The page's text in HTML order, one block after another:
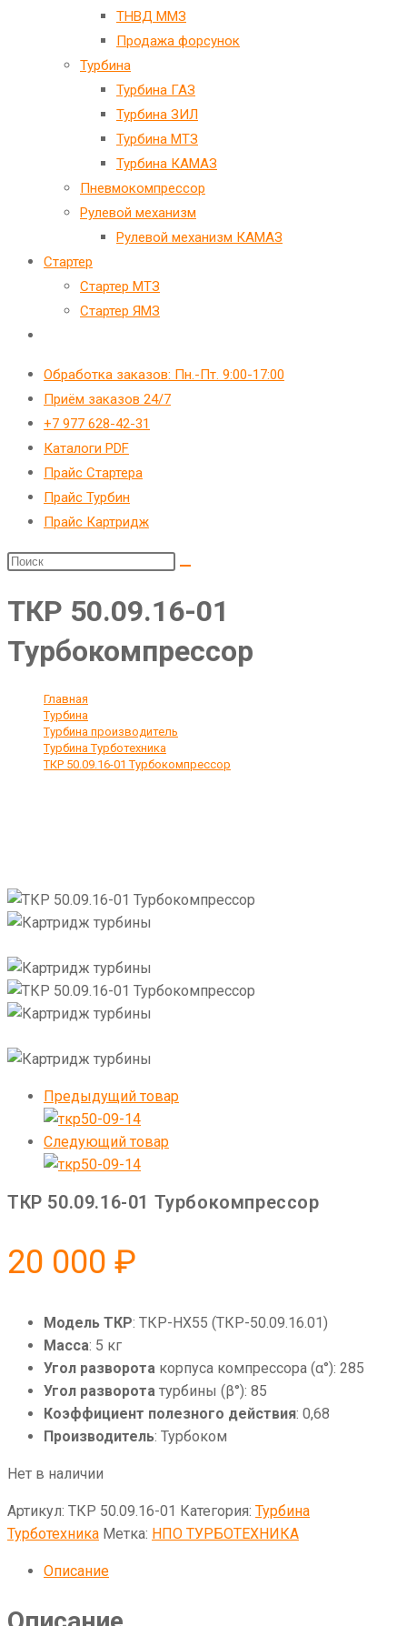
ТНВД ММЗ
Продажа форсунок
Турбина
Турбина ГАЗ
Турбина ЗИЛ
Турбина МТЗ
Турбина КАМАЗ
Пневмокомпрессор
Рулевой механизм
Рулевой механизм КАМАЗ
Стартер
Стартер МТЗ
Стартер ЯМЗ
по
веб-
сайту
Обработка заказов: Пн.-Пт. 9:00-17:00
Приём заказов 24/7
+7 977 628-42-31
Каталоги PDF
Прайс Стартера
Прайс Турбин
Прайс Картридж
ТКР 50.09.16-01
Турбокомпрессор
Главная
Турбина
Турбина производитель
Турбина Турботехника
ТКР 50.09.16-01 Турбокомпрессор
Предыдущий товар
Следующий товар
ТКР 50.09.16-01 Турбокомпрессор
20 000 ₽
Модель ТКР: ТКР-HX55 (ТКР-50.09.16.01)
Масса: 5 кг
Угол разворота корпуса компрессора (α°): 285
Угол разворота турбины (β°): 85
Коэффициент полезного действия: 0,68
Производитель: Турбоком
Нет в наличии
Артикул: ТКР 50.09.16-01 Категория: Турбина
Турботехника Метка: НПО ТУРБОТЕХНИКА
Описание